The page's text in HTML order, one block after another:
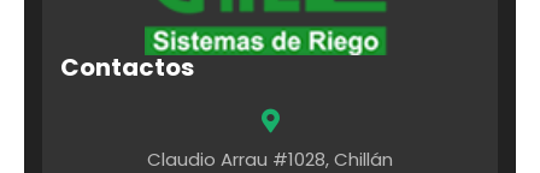
Contactos
Claudio Arrau #1028, Chillán